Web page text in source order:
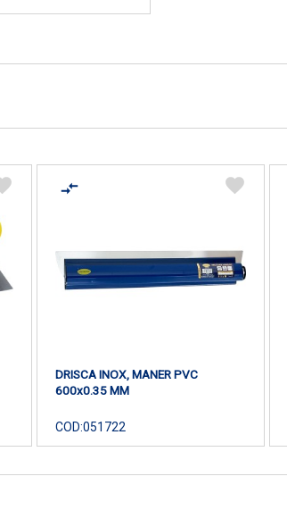
DRISCA INOX, MANER PVC
600x0.35 MM
COD:051722